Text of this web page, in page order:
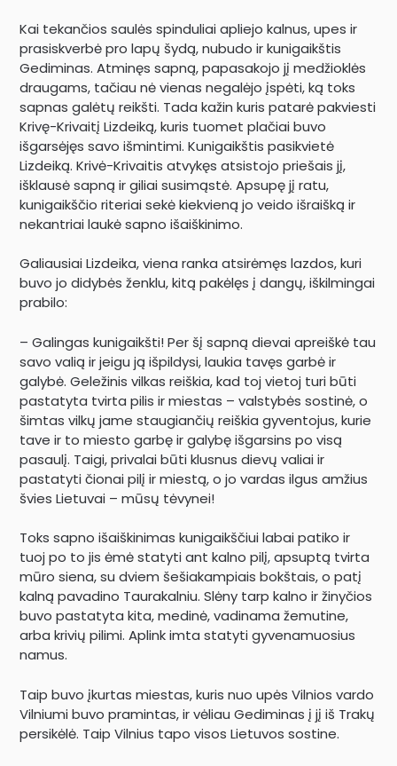
Kai tekančios saulės spinduliai apliejo kalnus, upes ir
prasiskverbė pro lapų šydą, nubudo ir kunigaikštis
Gediminas. Atminęs sapną, papasakojo jį medžioklės
draugams, tačiau nė vienas negalėjo įspėti, ką toks
sapnas galėtų reikšti. Tada kažin kuris patarė pakviesti
Krivę-Krivaitį Lizdeiką, kuris tuomet plačiai buvo
išgarsėjęs savo išmintimi. Kunigaikštis pasikvietė
Lizdeiką. Krivė-Krivaitis atvykęs atsistojo priešais jį,
išklausė sapną ir giliai susimąstė. Apsupę jį ratu,
kunigaikščio riteriai sekė kiekvieną jo veido išraišką ir
nekantriai laukė sapno išaiškinimo.
Galiausiai Lizdeika, viena ranka atsirėmęs lazdos, kuri
buvo jo didybės ženklu, kitą pakėlęs į dangų, iškilmingai
prabilo:
– Galingas kunigaikšti! Per šį sapną dievai apreiškė tau
savo valią ir jeigu ją išpildysi, laukia tavęs garbė ir
galybė. Geležinis vilkas reiškia, kad toj vietoj turi būti
pastatyta tvirta pilis ir miestas – valstybės sostinė, o
šimtas vilkų jame staugiančių reiškia gyventojus, kurie
tave ir to miesto garbę ir galybę išgarsins po visą
pasaulį. Taigi, privalai būti klusnus dievų valiai ir
pastatyti čionai pilį ir miestą, o jo vardas ilgus amžius
švies Lietuvai – mūsų tėvynei!
Toks sapno išaiškinimas kunigaikščiui labai patiko ir
tuoj po to jis ėmė statyti ant kalno pilį, apsuptą tvirta
mūro siena, su dviem šešiakampiais bokštais, o patį
kalną pavadino Taurakalniu. Slėny tarp kalno ir žinyčios
buvo pastatyta kita, medinė, vadinama žemutine,
arba krivių pilimi. Aplink imta statyti gyvenamuosius
namus.
Taip buvo įkurtas miestas, kuris nuo upės Vilnios vardo
Vilniumi buvo pramintas, ir vėliau Gediminas į jį iš Trakų
persikėlė. Taip Vilnius tapo visos Lietuvos sostine.